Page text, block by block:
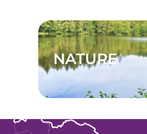
NATURE